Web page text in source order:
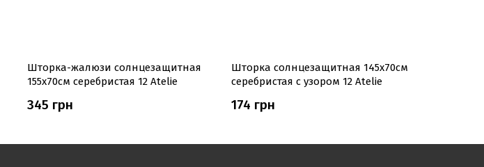
Шторка-жалюзи солнцезащитная
155х70см серебристая 12 Atelie
345 грн
Шторка солнцезащитная 145х70см
серебристая с узором 12 Atelie
174 грн